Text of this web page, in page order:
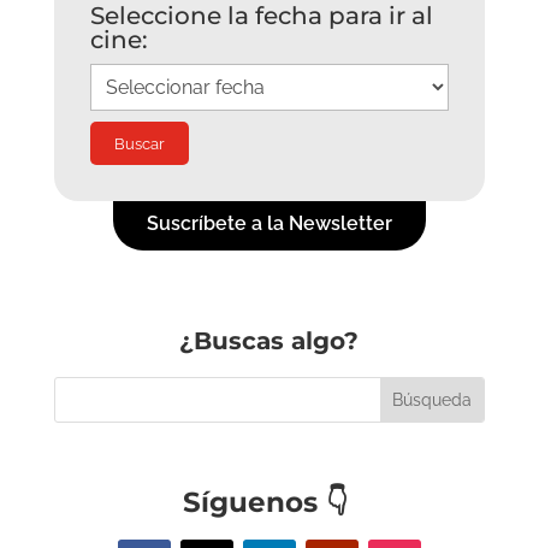
Seleccione la fecha para ir al
cine:
Suscríbete a la Newsletter
¿Buscas algo?
Síguenos 👇